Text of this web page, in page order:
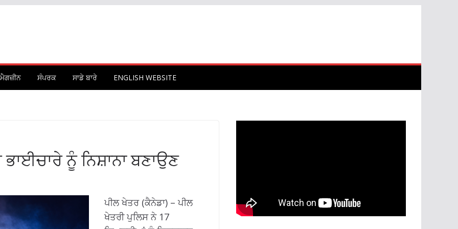
ਮੈਗਜ਼ੀਨ ਸੰਪਰਕ ਸਾਡੇ ਬਾਰੇ ENGLISH WEBSITE
ਨੂੰ ਨਿਸ਼ਾਨਾ ਬਣਾਉਣ
ਪੀਲ ਖੇਤਰ (ਕੈਨੇਡਾ) – ਪੀਲ
ਖੇਤਰੀ ਪੁਲਿਸ ਨੇ 17